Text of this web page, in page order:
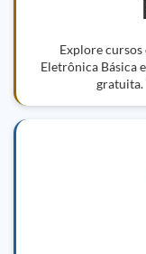
Explore
Eletrônica Básica
gratuita.